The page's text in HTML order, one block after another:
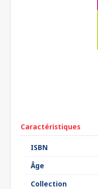
Caractéristiques
ISBN
Âge
Collection